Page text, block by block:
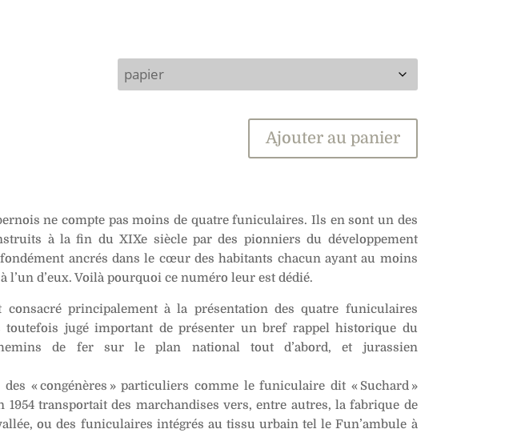
Ajouter au panier
n
a
t
i
ne compte pas moins de quatre funiculaires. Ils en sont un des
à la fin du XIXe siècle par des pionniers du développement
ancrés dans le cœur des habitants chacun ayant au moins
d’eux. Voilà pourquoi ce numéro leur est dédié.
consacré principalement à la présentation des quatre funiculaires
toutefois jugé important de présenter un bref rappel historique du
de fer sur le plan national tout d’abord, et jurassien
« congénères » particuliers comme le funiculaire dit « Suchard »
1954 transportait des marchandises vers, entre autres, la fabrique de
ou des funiculaires intégrés au tissu urbain tel le Fun’ambule à